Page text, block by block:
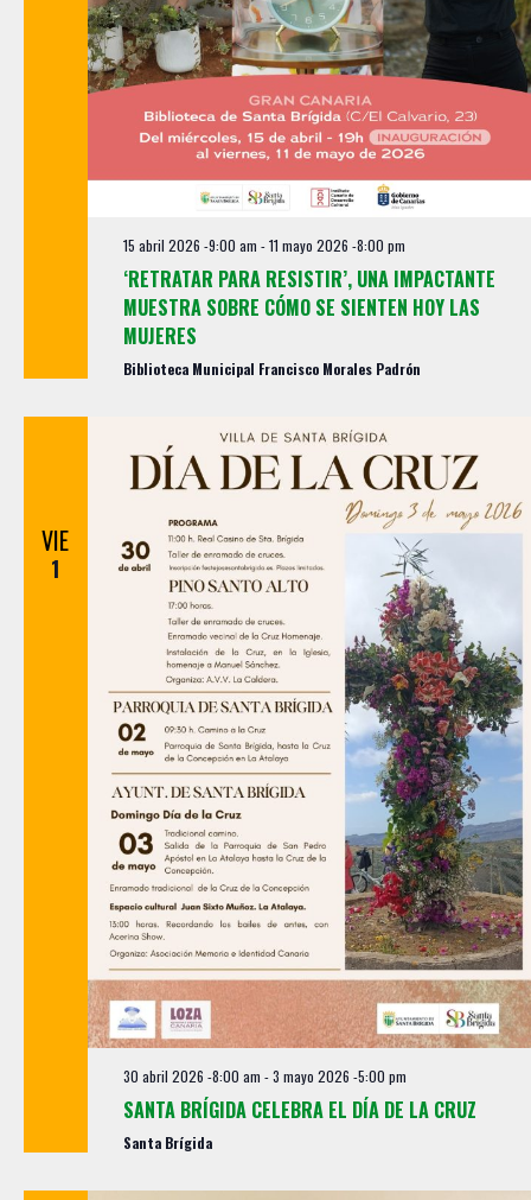
15 abril 2026 -9:00 am -11 mayo 2026 -8:00 pm
‘RETRATAR PARA RESISTIR’, UNA IMPACTANTE
MUESTRA SOBRE CÓMO SE SIENTEN HOY LAS
MUJERES
Biblioteca Municipal Francisco Morales Padrón
VIE
1
30 abril 2026 -8:00 am -3 mayo 2026 -5:00 pm
SANTA BRÍGIDA CELEBRA EL DÍA DE LA CRUZ
Santa Brígida